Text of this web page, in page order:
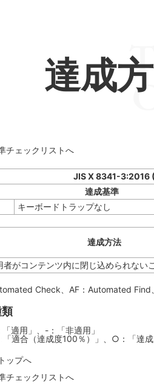
達成
チェックリストへ
JIS X 8341-3:2016
達成基準
キーボードトラップなし
達成方法
者がコンテンツ内に閉じ込められない
Check 、AF： Automated Find
適用」、-：「非適用」
適合（達成度100％）」、○：「達
ップへ
チェックリストへ